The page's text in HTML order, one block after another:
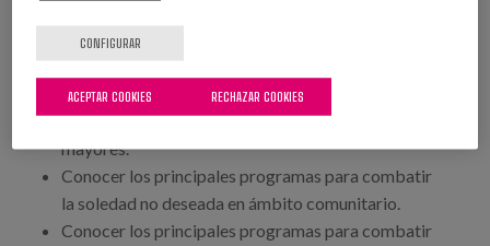
Conocer los principales programas para combatir
la soledad no deseada en el ámbito sociosanitario.
Conocer y reflexionar desde diferentes miradas
sobre la soledad no deseada en los adultos
mayores.
Conocer los principales programas para combatir
la soledad no deseada en ámbito comunitario.
Conocer los principales programas para combatir
CONFIGURAR
RECHAZAR COOKIES
ACEPTAR COOKIES